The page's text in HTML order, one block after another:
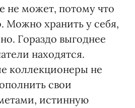
не может, потому что
Можно хранить у себя,
Гораздо выгоднее
находятся.
коллекционеры не
свои
истинную